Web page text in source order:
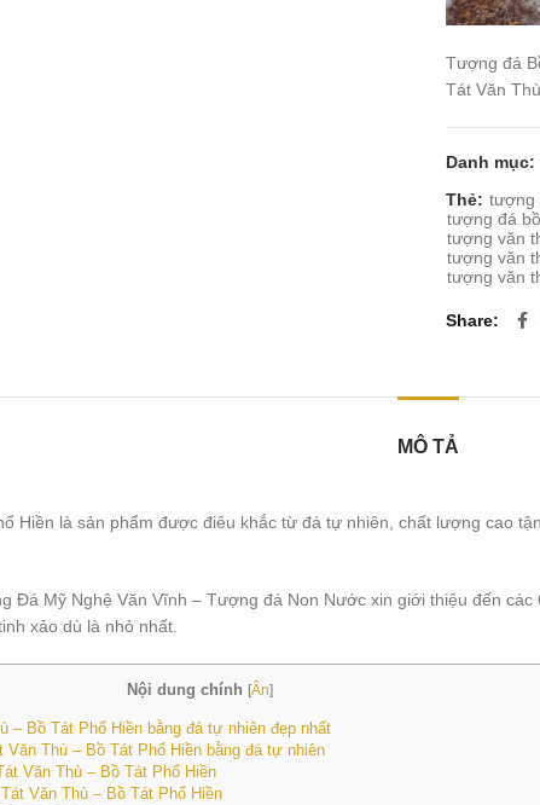
Tượng đá
Tát Văn
Danh mục:
Thẻ: tượng
tượng đá
tượng văn
tượng văn
tượng văn
Share
MÔ TẢ
Hiền là sản phẩm được điêu khắc từ đá tự nhiên, chất lượng cao
Đá Mỹ Nghệ Văn Vĩnh – Tượng đá Non Nước xin giới thiệu đến
xảo dù là nhỏ nhất.
Nội dung chính [Ẩn]
– Bồ Tát Phổ Hiền bằng đá tự nhiên đẹp nhất
Thù – Bồ Tát Phổ Hiền bằng đá tự nhiên
Văn Thù – Bồ Tát Phổ Hiền
Văn Thù – Bồ Tát Phổ Hiền